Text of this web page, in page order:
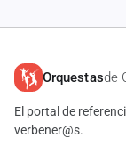
Orquestasde
El portal de
verbener@s.